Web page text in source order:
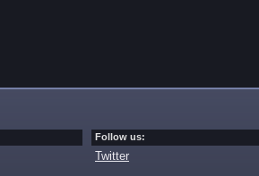
Follow us:
Twitter